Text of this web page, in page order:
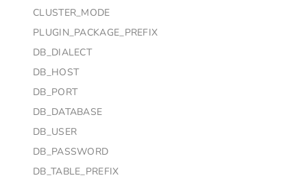
CLUSTER_MODE
PLUGIN_PACKAGE_PREFIX
DB_DIALECT
DB_HOST
DB_PORT
DB_DATABASE
DB_USER
DB_PASSWORD
DB_TABLE_PREFIX